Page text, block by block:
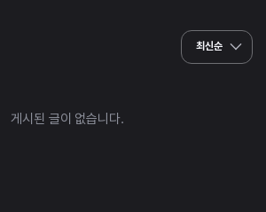
최신순
게시된 글이 없습니다.